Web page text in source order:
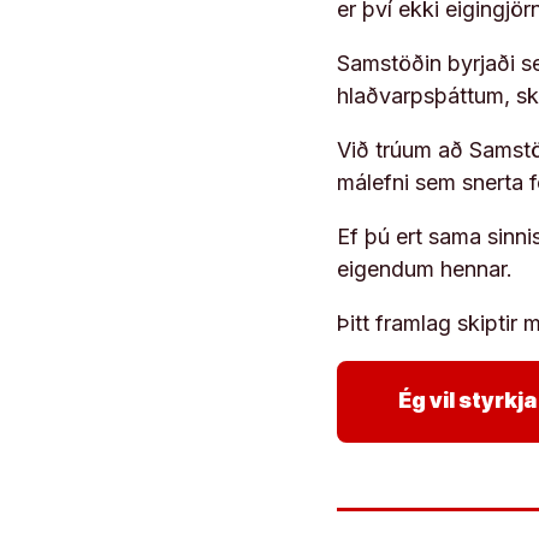
er því ekki
Samstöðin byrjaði
hlaðvarpsþáttum,
Við trúum að
málefni sem snerta
Ef þú ert sama
eigendum hennar.
Þitt framlag skiptir
Ég vil